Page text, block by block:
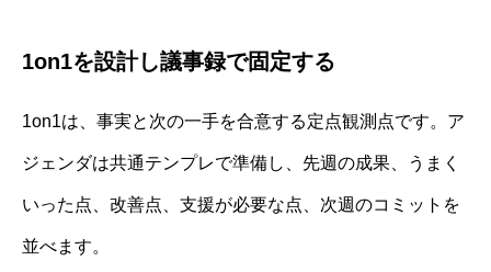
1on1を設計し議事録で固定する
1on1は、事実と次の一手を合意する定点観測点です。ア
ジェンダは共通テンプレで準備し、先週の成果、うまく
いった点、改善点、支援が必要な点、次週のコミットを
並べます。